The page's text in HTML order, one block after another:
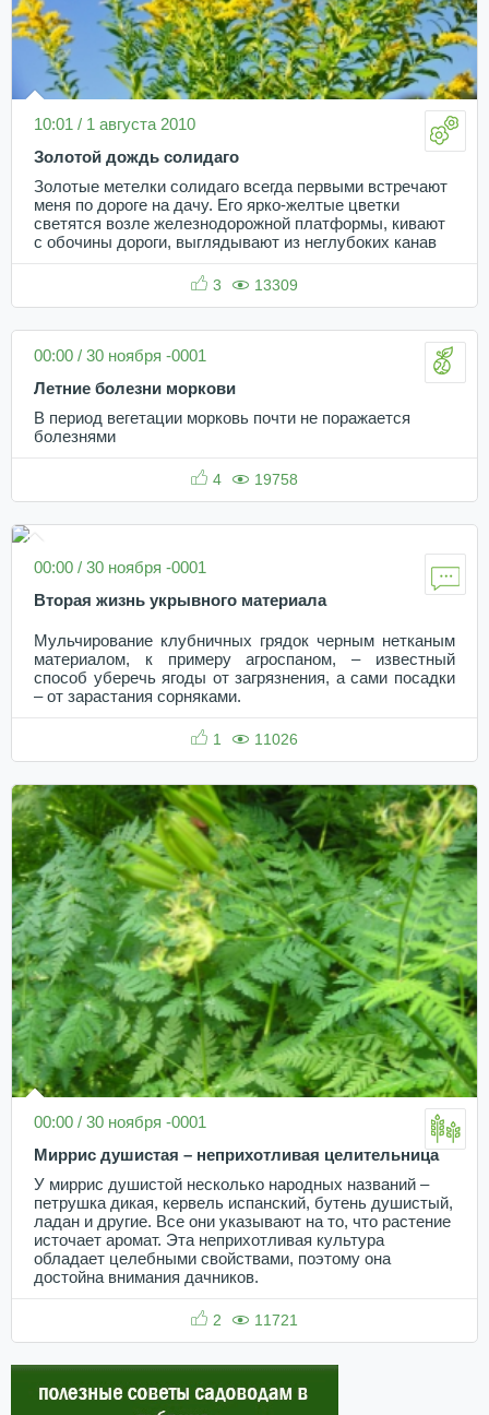
10:01 / 1 августа 2010
Золотой дождь солидаго
Золотые метелки солидаго всегда первыми встречают
меня по дороге на дачу. Его ярко-желтые цветки
светятся возле железнодорожной платформы, кивают
с обочины дороги, выглядывают из неглубоких канав
3 13309
00:00 / 30 ноября -0001
Летние болезни моркови
В период вегетации морковь почти не поражается
болезнями
4 19758
00:00 / 30 ноября -0001
Вторая жизнь укрывного материала
Мульчирование клубничных грядок черным нетканым
материалом, к примеру агроспаном, – известный
способ уберечь ягоды от загрязнения, а сами посадки
– от зарастания сорняками.
1 11026
00:00 / 30 ноября -0001
Миррис душистая – неприхотливая целительница
У миррис душистой несколько народных названий –
петрушка дикая, кервель испанский, бутень душистый,
ладан и другие. Все они указывают на то, что растение
источает аромат. Эта неприхотливая культура
обладает целебными свойствами, поэтому она
достойна внимания дачников.
2 11721